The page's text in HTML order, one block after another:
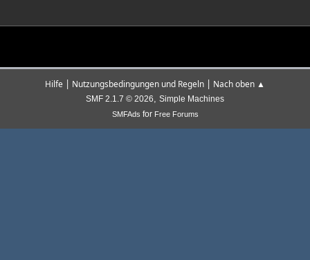
Hilfe | Nutzungsbedingungen und Regeln | Nach oben ▲
SMF 2.1.7 © 2026, Simple Machines
SMFAds for Free Forums